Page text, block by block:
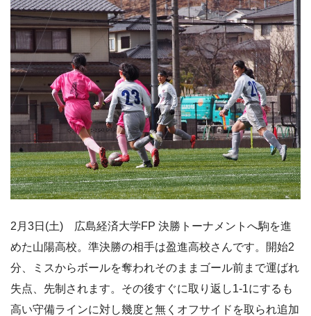
2月3日(土) 広島経済大学FP 決勝トーナメントへ駒を進
めた山陽高校。準決勝の相手は盈進高校さんです。開始2
分、ミスからボールを奪われそのままゴール前まで運ばれ
失点、先制されます。その後すぐに取り返し1-1にするも
高い守備ラインに対し幾度と無くオフサイドを取られ追加